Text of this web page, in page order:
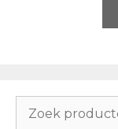
naar: